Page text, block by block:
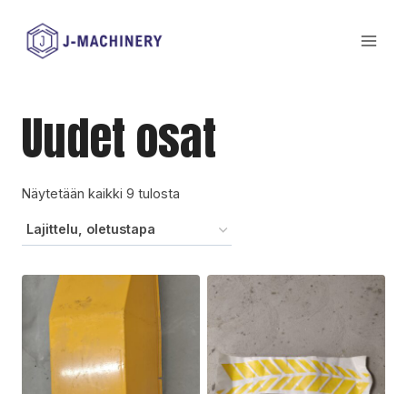
sisältöön
Uudet osat
Näytetään kaikki 9 tulosta